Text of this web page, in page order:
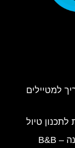
למטיילים
טיול
מלון בד אנד ברקפסט פארק לובליאנה – B&B